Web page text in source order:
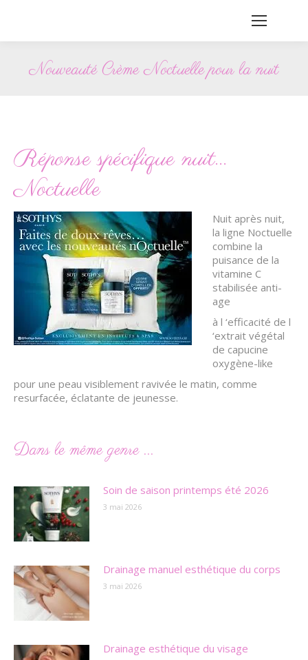
Nouveauté Crème Noctuelle pour la nuit
Réponse spécifique nuit…
Noctuelle
Nuit après nuit,
la ligne Noctuelle
combine la
puisance de la
vitamine C
stabilisée anti-
age
à l ‘efficacité de l
‘extrait végétal
de capucine
oxygène-like
pour une peau visiblement ravivée le matin, comme
resurfacée, éclatante de jeunesse.
Dans le même genre ...
Soin de saison printemps été 2026
3 mai 2026
Drainage manuel esthétique du corps
3 mai 2026
Drainage esthétique du visage